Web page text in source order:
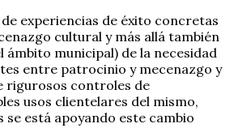
de experiencias de éxito concretas
cultural y más allá también
ámbito municipal) de la necesidad
entre patrocinio y mecenazgo y
rigurosos controles de
usos clientelares del mismo,
se está apoyando este cambio